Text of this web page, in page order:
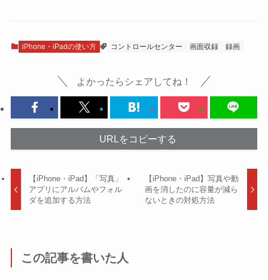
iPhone・iPadの使い方 コントロールセンター 画面収録 録画
よかったらシェアしてね！
URLをコピーする
【iPhone・iPad】「写真」
アプリにアルバムやフォル
ダを追加する方法
【iPhone・iPad】写真や動
画を消したのに容量が減ら
ないときの対処方法
この記事を書いた人